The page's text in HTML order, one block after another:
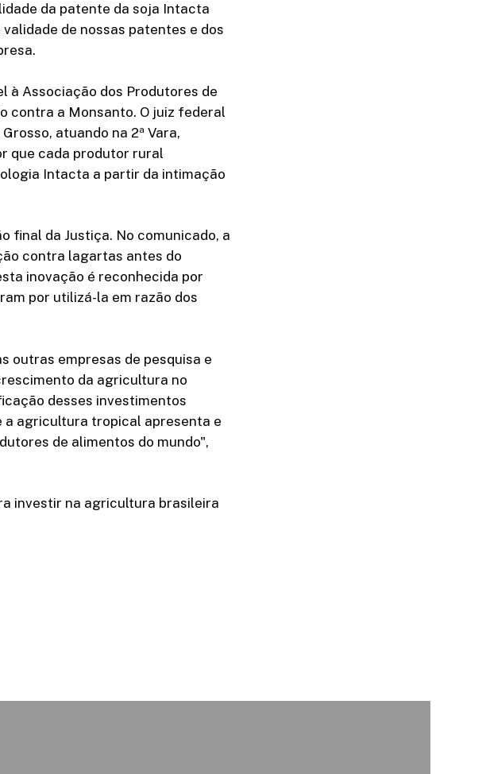
da patente da soja Intacta
de nossas patentes e dos
à Associação dos Produtores de
contra a Monsanto. O juiz federal
atuando na 2ª Vara,
que cada produtor rural
Intacta a partir da intimação
final da Justiça. No comunicado, a
contra lagartas antes do
inovação é reconhecida por
por utilizá-la em razão dos
outras empresas de pesquisa e
da agricultura no
desses investimentos
a agricultura tropical apresenta e
de alimentos do mundo",
investir na agricultura brasileira